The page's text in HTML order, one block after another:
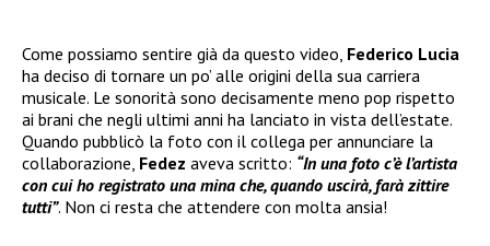
Come possiamo sentire già da questo video, Federico Lucia
ha deciso di tornare un po’ alle origini della sua carriera
musicale. Le sonorità sono decisamente meno pop rispetto
ai brani che negli ultimi anni ha lanciato in vista dell’estate.
Quando pubblicò la foto con il collega per annunciare la
collaborazione, Fedez aveva scritto: “In una foto c’è l’artista
con cui ho registrato una mina che, quando uscirà, farà zittire
tutti”. Non ci resta che attendere con molta ansia!